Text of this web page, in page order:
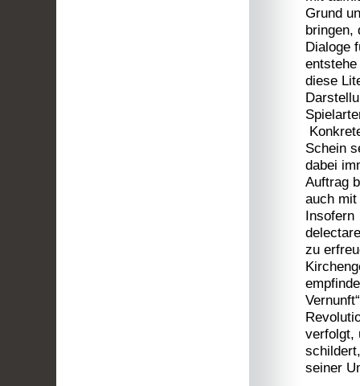
Grund
bringen,
Dialoge
diese
Schein
dabei
Auftrag
auch
Insofern
zu
verfolgt,
seiner